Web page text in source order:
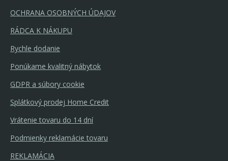
OCHRANA OSOBNÝCH ÚDAJOV
RÁDCA K NÁKUPU
Rychle dodanie
Ponúkame kvalitný nábytok
GDPR a súbory cookie
Splátkový prodej Home Credit
Vrátenie tovaru do 14 dní
Podmienky reklamácie tovaru
REKLAMÁCIA